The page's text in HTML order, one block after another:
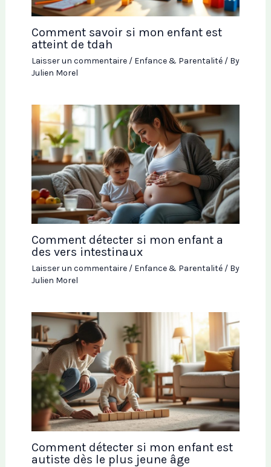
Comment savoir si mon enfant est
atteint de tdah
Laisser un commentaire / Enfance & Parentalité/ By
Julien Morel
Comment détecter si mon enfant a
des vers intestinaux
Laisser un commentaire / Enfance & Parentalité/ By
Julien Morel
Comment détecter si mon enfant est
autiste dès le plus jeune âge